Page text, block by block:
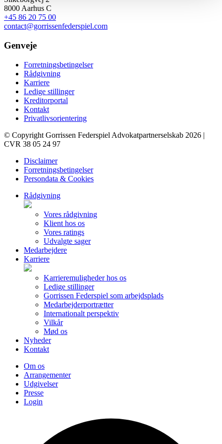
8000 Aarhus C
+45 86 20 75 00
contact@gorrissenfederspiel.com
Genveje
Forretningsbetingelser
Rådgivning
Karriere
Ledige stillinger
Kreditorportal
Kontakt
Privatlivsorientering
© Copyright Gorrissen Federspiel Advokatpartnerselskab 2026 |
CVR 38 05 24 97
Disclaimer
Forretningsbetingelser
Persondata & Cookies
Rådgivning
Vores rådgivning
Klient hos os
Vores ratings
Udvalgte sager
Medarbejdere
Karriere
Karrieremuligheder hos os
Ledige stillinger
Gorrissen Federspiel som arbejdsplads
Medarbejderportrætter
Internationalt perspektiv
Vilkår
Mød os
Nyheder
Kontakt
Om os
Arrangementer
Udgivelser
Presse
Login